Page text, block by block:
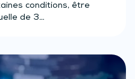
conditions, être
de 3…